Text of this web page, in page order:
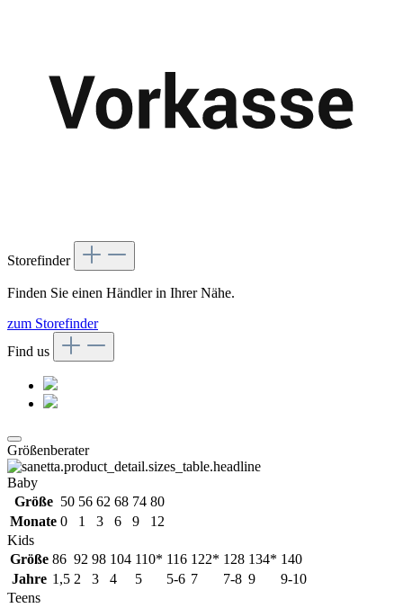
Storefinder
Finden Sie einen Händler in Ihrer Nähe.
zum Storefinder
Find us
Größenberater
Baby
Größe 50 56 62 68 74 80
Monate 0 1 3 6 9
12
Kids
Größe 86 92 98 104 110* 116 122* 128 134* 140
Jahre 1,5 2 3 4 5 5-6 7 7-8 9
9-10
Teens